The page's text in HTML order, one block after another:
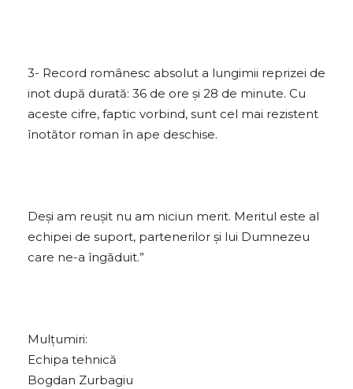
3- Record românesc absolut a lungimii reprizei de
inot după durată: 36 de ore și 28 de minute. Cu
aceste cifre, faptic vorbind, sunt cel mai rezistent
înotător roman în ape deschise.
Deși am reușit nu am niciun merit. Meritul este al
echipei de suport, partenerilor și lui Dumnezeu
care ne-a îngăduit.”
Mulțumiri:
Echipa tehnică
Bogdan Zurbagiu